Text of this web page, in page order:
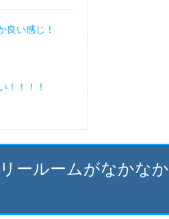
良い感じ！
！！！！
ールームがなかなか